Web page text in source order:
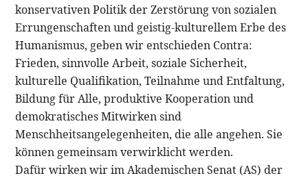
konservativen Politik der Zerstörung von sozialen
Errungenschaften und geistig-kulturellem Erbe des
Humanismus, geben wir entschieden Contra:
Frieden, sinnvolle Arbeit, soziale Sicherheit,
kulturelle Qualifikation, Teilnahme und Entfaltung,
Bildung für Alle, produktive Kooperation und
demokratisches Mitwirken sind
Menschheitsangelegenheiten, die alle angehen. Sie
können gemeinsam verwirklicht werden.
Dafür wirken wir im Akademischen Senat (AS) der